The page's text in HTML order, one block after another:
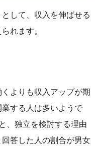
して、収入を伸ばせる
れます。
よりも収入アップが期
する人は多いようで
、独立を検討する理由
答した人の割合が男女